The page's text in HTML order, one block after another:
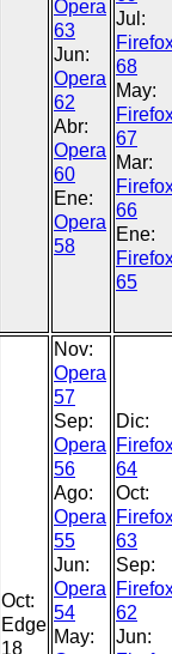
Opera
63
Jun:
Opera
62
Abr:
Opera
60
Ene:
Opera
58
Jul:
68
May:
67
Mar:
66
Ene:
65
Oct:
Edge
18
Nov:
Opera
57
Sep:
Opera
56
Ago:
Opera
55
Jun:
Opera
54
May:
Dic:
64
Oct:
63
Sep:
62
Jun: